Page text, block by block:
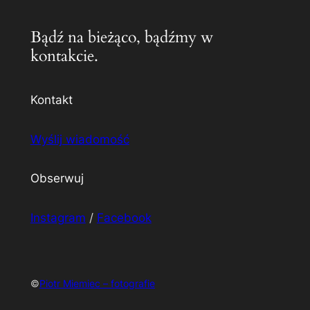
Bądź na bieżąco, bądźmy w
kontakcie.
Kontakt
Wyślij wiadomość
Obserwuj
Instagram / Facebook
©Piotr Miemiec – fotografie